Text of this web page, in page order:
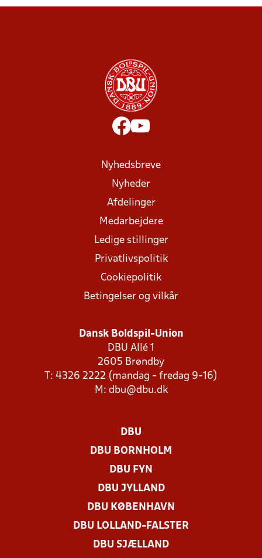
Nyhedsbreve
Nyheder
Afdelinger
Medarbejdere
Ledige stillinger
Privatlivspolitik
Cookiepolitik
Betingelser og vilkår
Dansk Boldspil-Union
DBU Allé 1
2605 Brøndby
T: 4326 2222 (mandag - fredag 9-16)
M: dbu@dbu.dk
DBU
DBU BORNHOLM
DBU FYN
DBU JYLLAND
DBU KØBENHAVN
DBU LOLLAND-FALSTER
DBU SJÆLLAND